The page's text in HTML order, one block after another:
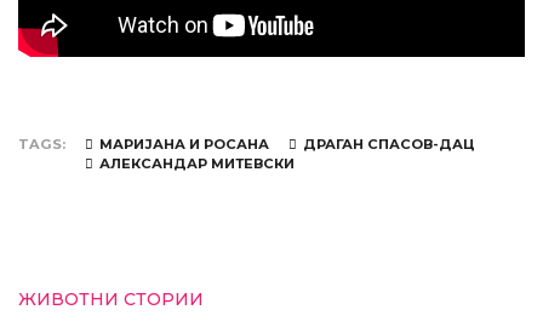
TAGS МАРИЈАНА И РОСАНА
ДРАГАН СПАСОВ-ДАЦ
АЛЕКСАНДАР МИТЕВСКИ
ЖИВОТНИ СТОРИИ